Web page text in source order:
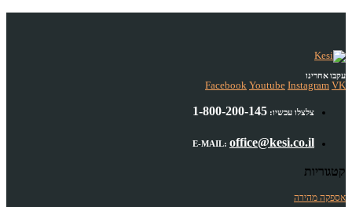
עקבו אחרינו
Facebook Youtube Instagram VK
צלצלו עכשיו: 1-800-200-145
E-MAIL: office@kesi.co.il
קטגוריות
אספקה מהירה